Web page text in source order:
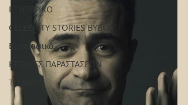
ΕΞΩΤΕΡΙΚΟ
CELEBRITY STORIES BYBUS
Βιογραφικά
ΚΡΙΤΙΚΕΣ ΠΑΡΑΣΤΑΣΕΩΝ
ΤΟ ΚΙΟΥ